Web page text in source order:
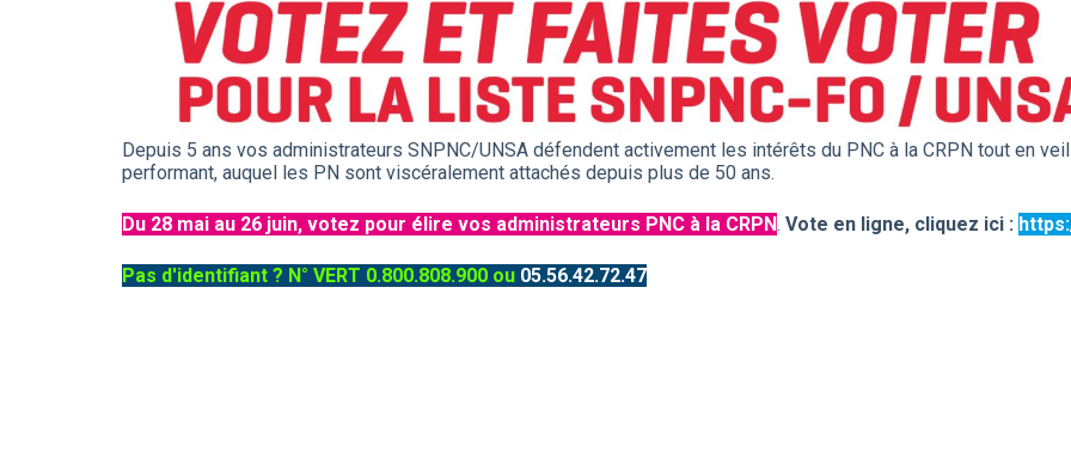
Depuis 5 ans vos administrateurs SNPNC/UNSA défendent activement les intérêts du PNC à la CRPN tout en
performant, auquel les PN sont viscéralement attachés depuis plus de 50 ans.
Du 28 mai au 26 juin, votez pour élire vos administrateurs PNC à la CRPN. Vote en ligne, cliquez ici :
Pas d'identifiant ? N° VERT 0.800.808.900 ou 05.56.42.72.47